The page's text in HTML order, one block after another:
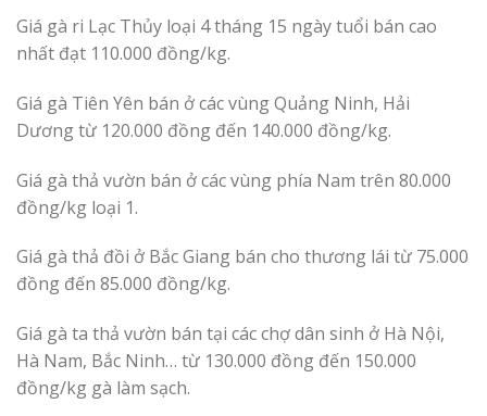
Giá gà ri Lạc Thủy loại 4 tháng 15 ngày tuổi bán cao
nhất đạt 110.000 đồng/kg.
Giá gà Tiên Yên bán ở các vùng Quảng Ninh, Hải
Dương từ 120.000 đồng đến 140.000 đồng/kg.
Giá gà thả vườn bán ở các vùng phía Nam trên 80.000
đồng/kg loại 1.
Giá gà thả đồi ở Bắc Giang bán cho thương lái từ 75.000
đồng đến 85.000 đồng/kg.
Giá gà ta thả vườn bán tại các chợ dân sinh ở Hà Nội,
Hà Nam, Bắc Ninh… từ 130.000 đồng đến 150.000
đồng/kg gà làm sạch.